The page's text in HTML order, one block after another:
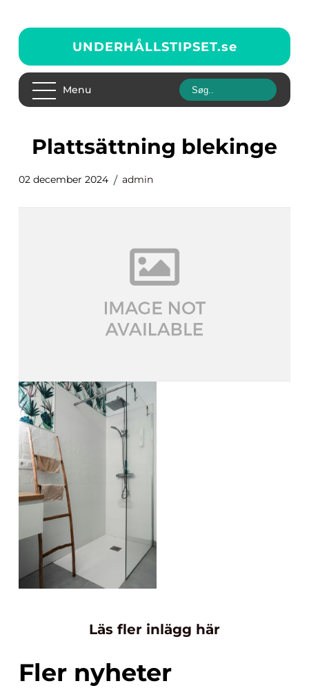
UNDERHÅLLSTIPSET.se
Menu
plattsättning blekinge
02 december 2024 admin
Läs fler inlägg här
Fler nyheter